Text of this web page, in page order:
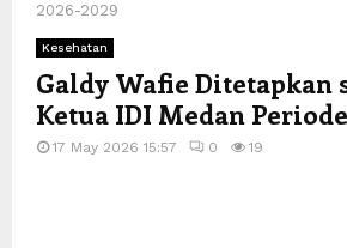
2026-2029
Kesehatan
Galdy Wafie Ditetapkan
Ketua IDI Medan
17 May 2026 15:57 0 19